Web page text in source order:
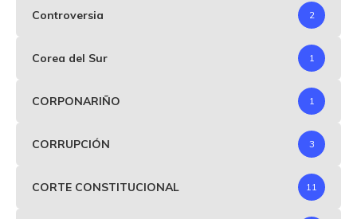
Controversia 2
Corea del Sur 1
CORPONARIÑO 1
CORRUPCIÓN 3
CORTE CONSTITUCIONAL 11